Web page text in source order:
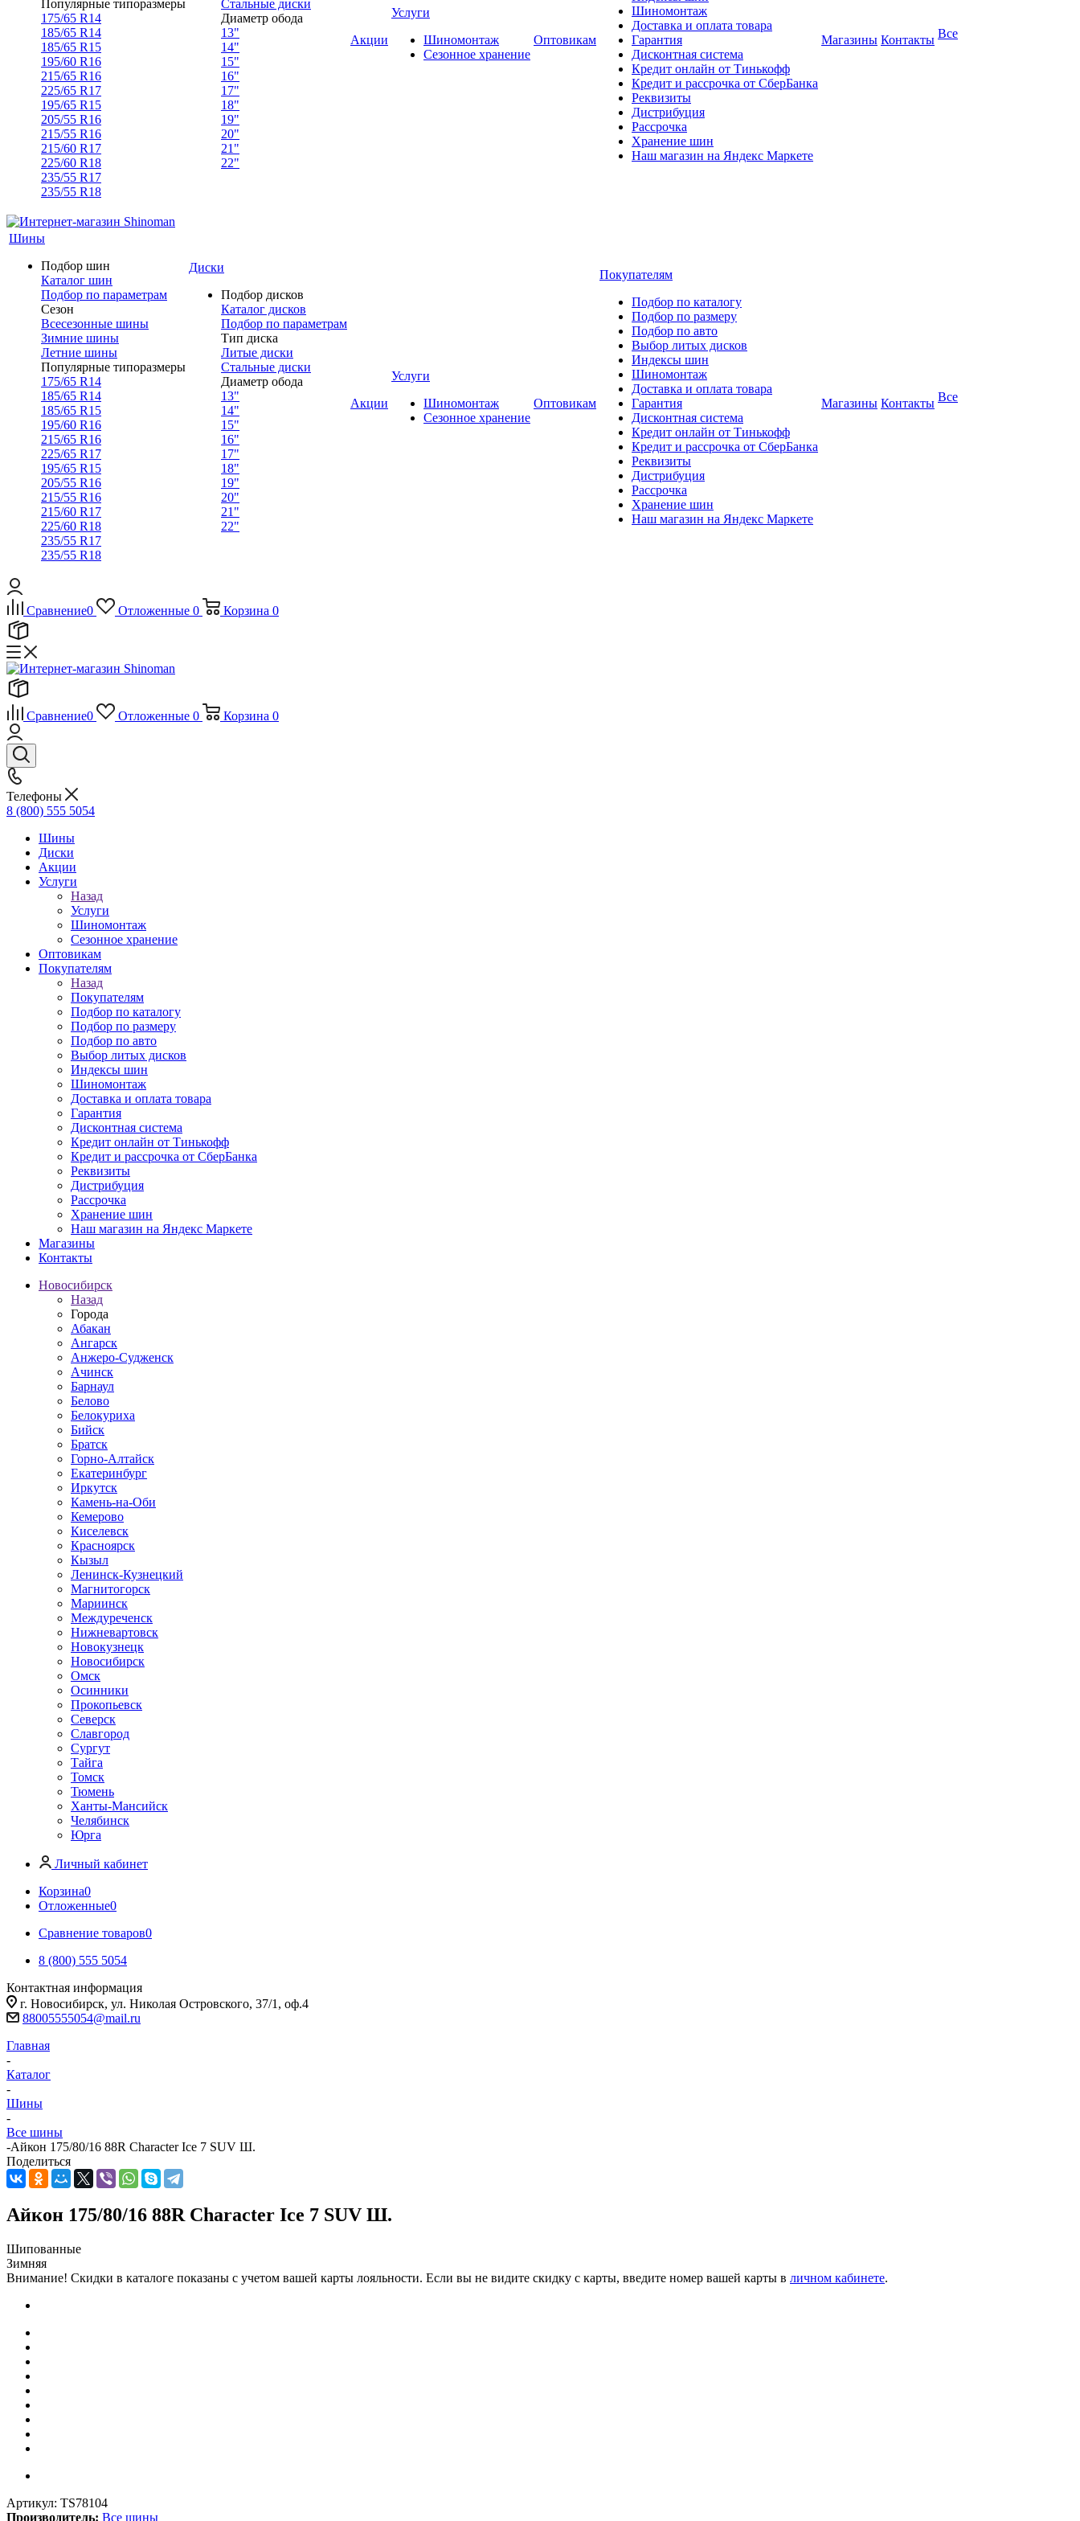
Популярные типоразмеры
175/65 R14
185/65 R14
185/65 R15
195/60 R16
215/65 R16
225/65 R17
195/65 R15
205/55 R16
215/55 R16
215/60 R17
225/60 R18
235/55 R17
235/55 R18
Стальные диски
Диаметр обода
13"
14"
15"
16"
17"
18"
19"
20"
21"
22"
Акции
Услуги
Шиномонтаж
Сезонное хранение
Оптовикам
Шиномонтаж
Доставка и оплата товара
Гарантия
Дисконтная система
Кредит онлайн от Тинькофф
Кредит и рассрочка от СберБанка
Реквизиты
Дистрибуция
Рассрочка
Хранение шин
Наш магазин на Яндекс Маркете
Магазины Контакты Все
Шины
Подбор шин
Каталог шин
Подбор по параметрам
Сезон
Всесезонные шины
Зимние шины
Летние шины
Популярные типоразмеры
175/65 R14
185/65 R14
185/65 R15
195/60 R16
215/65 R16
225/65 R17
195/65 R15
205/55 R16
215/55 R16
215/60 R17
225/60 R18
235/55 R17
235/55 R18
Диски
Подбор дисков
Каталог дисков
Подбор по параметрам
Тип диска
Литые диски
Стальные диски
Диаметр обода
13"
14"
15"
16"
17"
18"
19"
20"
21"
22"
Акции
Услуги
Шиномонтаж
Сезонное хранение
Оптовикам
Покупателям
Подбор по каталогу
Подбор по размеру
Подбор по авто
Выбор литых дисков
Индексы шин
Шиномонтаж
Доставка и оплата товара
Гарантия
Дисконтная система
Кредит онлайн от Тинькофф
Кредит и рассрочка от СберБанка
Реквизиты
Дистрибуция
Рассрочка
Хранение шин
Наш магазин на Яндекс Маркете
Магазины Контакты Все
Сравнение0 Отложенные 0 Корзина 0
Сравнение0 Отложенные 0 Корзина 0
Телефоны
8 (800) 555 5054
Шины
Диски
Акции
Услуги
Назад
Услуги
Шиномонтаж
Сезонное хранение
Оптовикам
Покупателям
Назад
Покупателям
Подбор по каталогу
Подбор по размеру
Подбор по авто
Выбор литых дисков
Индексы шин
Шиномонтаж
Доставка и оплата товара
Гарантия
Дисконтная система
Кредит онлайн от Тинькофф
Кредит и рассрочка от СберБанка
Реквизиты
Дистрибуция
Рассрочка
Хранение шин
Наш магазин на Яндекс Маркете
Магазины
Контакты
Новосибирск
Назад
Города
Абакан
Ангарск
Анжеро-Судженск
Ачинск
Барнаул
Белово
Белокуриха
Бийск
Братск
Горно-Алтайск
Екатеринбург
Иркутск
Камень-на-Оби
Кемерово
Киселевск
Красноярск
Кызыл
Ленинск-Кузнецкий
Магнитогорск
Мариинск
Междуреченск
Нижневартовск
Новокузнецк
Новосибирск
Омск
Осинники
Прокопьевск
Северск
Славгород
Сургут
Тайга
Томск
Тюмень
Ханты-Мансийск
Челябинск
Юрга
Личный кабинет
Корзина0
Отложенные0
Сравнение товаров0
8 (800) 555 5054
Контактная информация
г. Новосибирск, ул. Николая Островского, 37/1, оф.4
88005555054@mail.ru
Главная
-
Каталог
-
Шины
-
Все шины
-Айкон 175/80/16 88R Character Ice 7 SUV Ш.
Поделиться
Айкон 175/80/16 88R Character Ice 7 SUV Ш.
Шипованные
Зимняя
Внимание! Скидки в каталоге показаны с учетом вашей карты лояльности. Если вы не видите скидку с карты, введите номер вашей карты в личном кабинете.
Артикул: TS78104
Производитель: Все шины